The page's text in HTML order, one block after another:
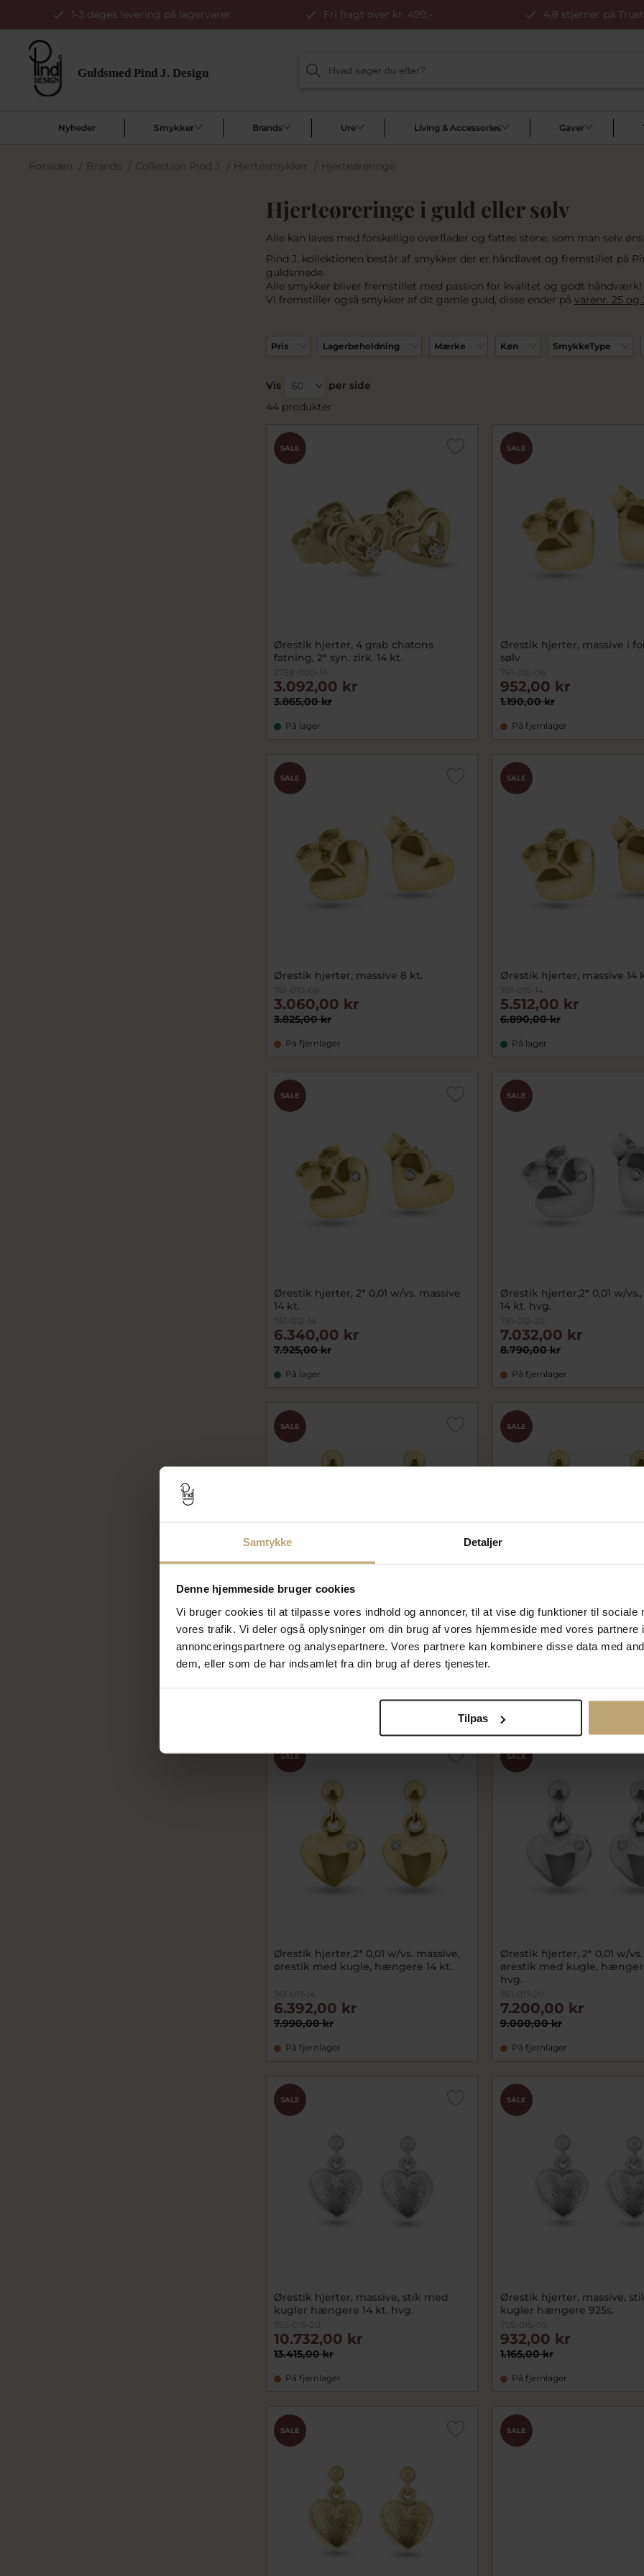
Samtykke Detaljer
Denne hjemmeside bruger cookies
Vi bruger cookies til at tilpasse vores indhold og annoncer, til at vise dig funktioner til sociale
vores trafik. Vi deler også oplysninger om din brug af vores hjemmeside med vores partnere
annonceringspartnere og analysepartnere. Vores partnere kan kombinere disse data med
dem, eller som de har indsamlet fra din brug af deres tjenester.
Tilpas
1-3 dages levering på lagervarer Fri fragt over kr. 499,- 4,8 stjerner på
Nyheder Smykker Brands Ure Living & Accessories Gaver
Forsiden / Brands / Collection Pind J / Hjertesmykker / Hjerteøreringe
Hjerteøreringe i guld eller sølv
Alle kan laves med forskellige overflader og fattes stene, som man selv
Pind J. kollektionen består af smykker der er håndlavet og fremstillet på
guldsmede.
Alle smykker bliver fremstillet med passion for kvalitet og godt håndværk!
Vi fremstiller også smykker af dit gamle guld, disse ender på varenr. 25 og
Pris Lagerbeholdning Mærke Køn SmykkeType
Vis
per side
44 produkter
SALE
Ørestik hjerter, 4 grab chatons
fatning, 2* syn. zirk. 14 kt.
2758-000-14
3.865,00 kr
3.092,00 kr
På lager
SALE
Ørestik hjerter, massive i
sølv
761-010-06
1.190,00 kr
952,00 kr
På fjernlager
SALE
Ørestik hjerter, massive 8 kt.
761-010-08
3.825,00 kr
3.060,00 kr
På fjernlager
SALE
Ørestik hjerter, massive 14
761-010-14
6.890,00 kr
5.512,00 kr
På lager
SALE
Ørestik hjerter, 2* 0,01 w/vs. massive
14 kt.
761-012-14
7.925,00 kr
6.340,00 kr
På lager
SALE
Ørestik hjerter,2* 0,01 w/vs.,
14 kt. hvg.
761-012-20
8.790,00 kr
7.032,00 kr
På fjernlager
SALE
Ørestik hjerter, massive, ørestik med
kugle, hængere 8 kt.
761-015-08
3.140,00 kr
SALE
Ørestik hjerter, massive,
kugle, hængere 14 kt.
761-015-14
På fjernlager
SALE
Ørestik hjerter,2* 0,01 w/vs. massive,
ørestik med kugle, hængere 14 kt.
761-017-14
7.990,00 kr
6.392,00 kr
På fjernlager
SALE
Ørestik hjerter, 2* 0,01 w/vs.
ørestik med kugle,
hvg.
761-017-20
9.000,00 kr
7.200,00 kr
På fjernlager
SALE
Ørestik hjerter, massive, stik med
kugler hængere 14 kt. hvg.
755-015-20
13.415,00 kr
10.732,00 kr
På fjernlager
SALE
Ørestik hjerter, massive,
kugler hængere 925s.
755-015-05
1.165,00 kr
932,00 kr
På fjernlager
SALE SALE